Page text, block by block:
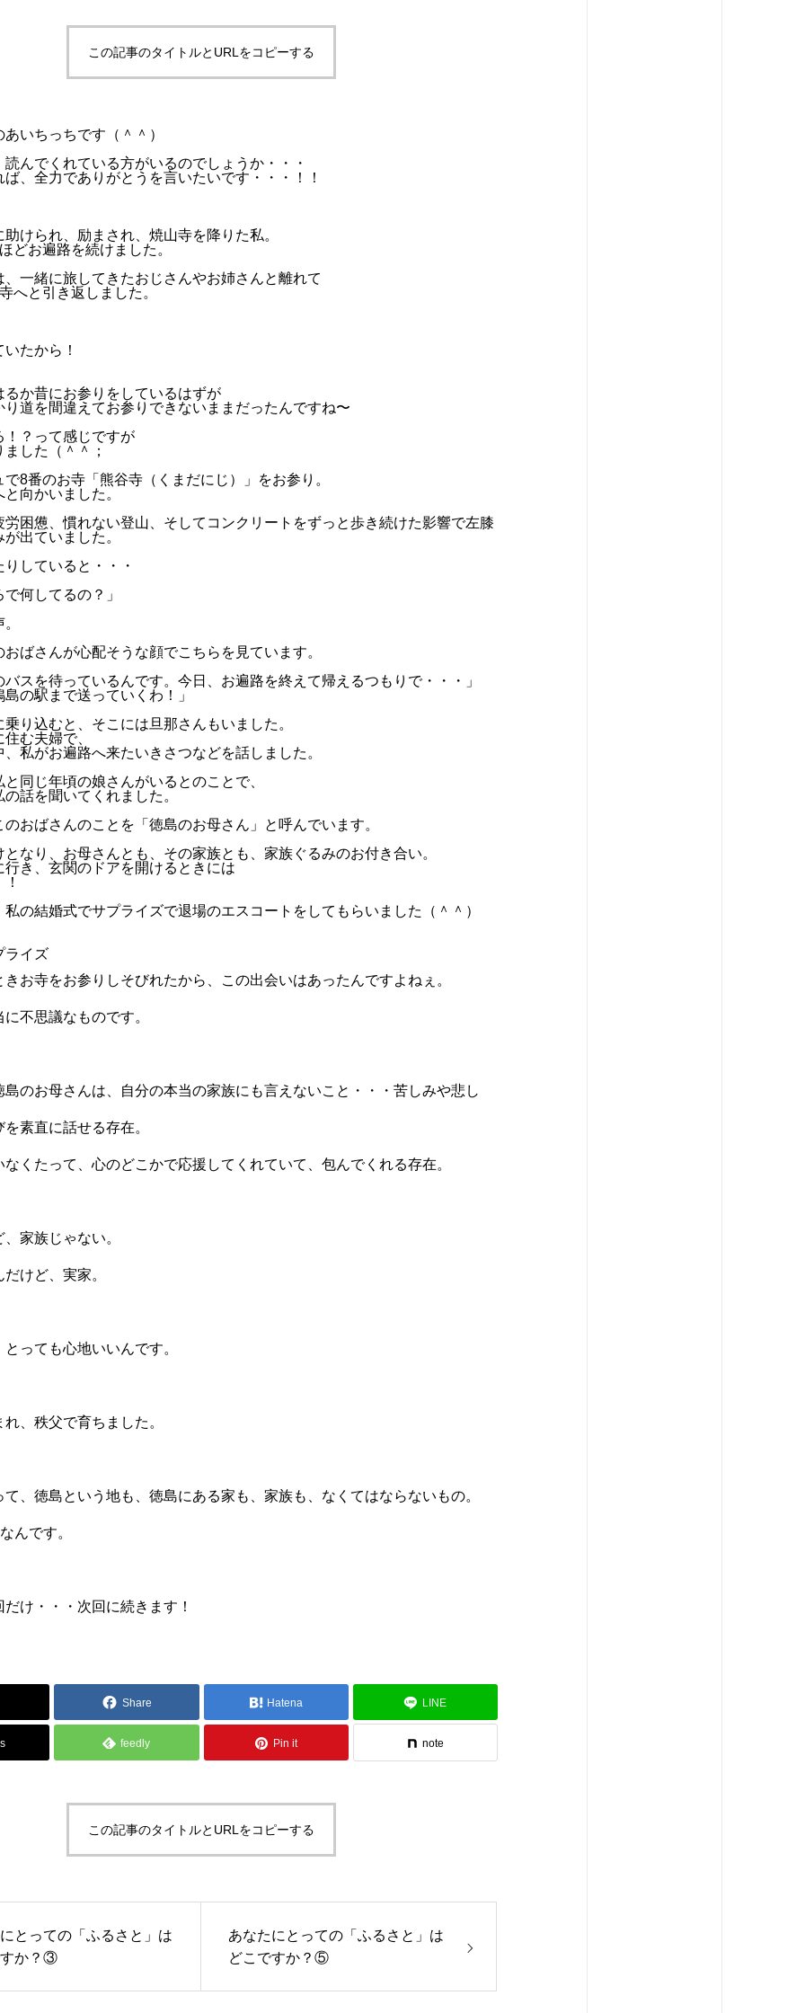
この記事のタイトルとURLをコピーする
いちっちです（＾＾）
んでくれている方がいるのでしょうか・・・
、全力でありがとうを言いたいです・・・！！
けられ、励まされ、焼山寺を降りた私。
どお遍路を続けました。
、一緒に旅してきたおじさんやお姉さんと離れて
へと引き返しました。
たから！
るか昔にお参りをしているはずが
り道を間違えてお参りできないままだったんですね〜
！？って感じですが
した（＾＾；
8番のお寺「熊谷寺（くまだにじ）」をお参り。
向かいました。
労困憊、慣れない登山、そしてコンクリートをずっと歩き続けた影響で左膝
出ていました。
していると・・・
何してるの？」
ばさんが心配そうな顔でこちらを見ています。
スを待っているんです。今日、お遍路を終えて帰えるつもりで・・・」
の駅まで送っていくわ！」
り込むと、そこには旦那さんもいました。
む夫婦で、
私がお遍路へ来たいきさつなどを話しました。
同じ年頃の娘さんがいるとのことで、
話を聞いてくれました。
おばさんのことを「徳島のお母さん」と呼んでいます。
なり、お母さんとも、その家族とも、家族ぐるみのお付き合い。
行き、玄関のドアを開けるときには
の結婚式でサプライズで退場のエスコートをしてもらいました（＾＾）
お寺をお参りしそびれたから、この出会いはあったんですよねぇ。
不思議なものです。
島のお母さんは、自分の本当の家族にも言えないこと・・・苦しみや悲し
素直に話せる存在。
くたって、心のどこかで応援してくれていて、包んでくれる存在。
家族じゃない。
けど、実家。
っても心地いいんです。
、秩父で育ちました。
、徳島という地も、徳島にある家も、家族も、なくてはならないもの。
んです。
け・・・次回に続きます！
Share Hatena LINE
feedly Pin it note
この記事のタイトルとURLをコピーする
とっての「ふるさと」は
か？③
あなたにとっての「ふるさと」は
どこですか？⑤